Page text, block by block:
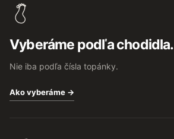
Vyberáme podľa chodidla.
Nie iba podľa čísla topánky.
Ako vyberáme →